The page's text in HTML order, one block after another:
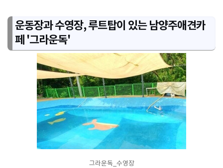
운동장과 수영장, 루트탑이 있는 남양주애견카
페 '그라운독'
그라운독_수영장